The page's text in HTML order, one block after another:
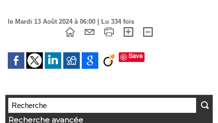
le Mardi 13 Août 2024 à 06:00 | Lu 334 fois
Save
Recherche avancée